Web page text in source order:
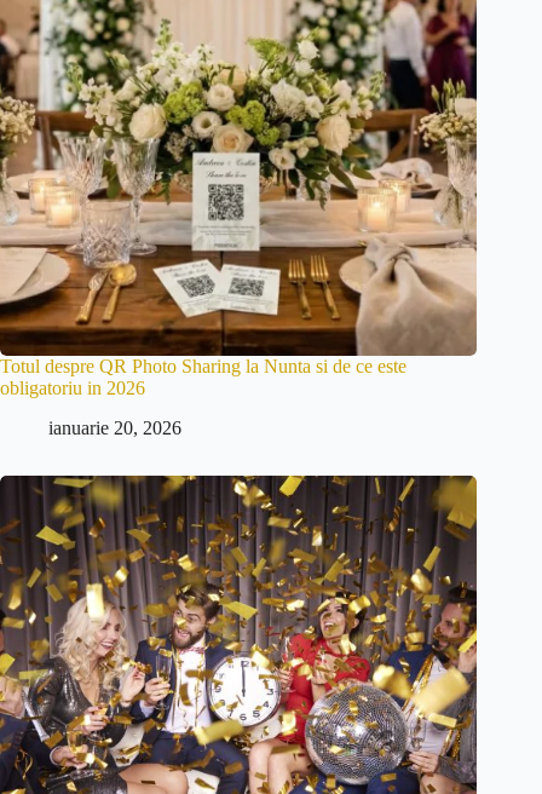
Totul despre QR Photo Sharing la Nunta si de ce este
obligatoriu in 2026
ianuarie 20, 2026